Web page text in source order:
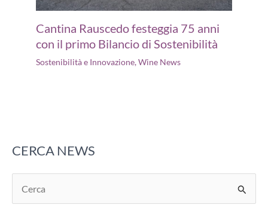
Cantina Rauscedo festeggia 75 anni
con il primo Bilancio di Sostenibilità
Sostenibilità e Innovazione,Wine News
CERCA NEWS
e